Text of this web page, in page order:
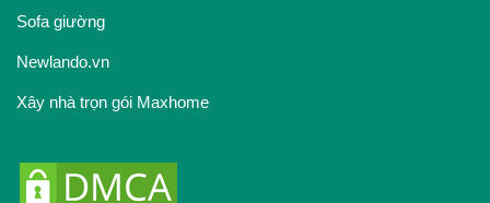
Sofa giường
Newlando.vn
Xây nhà trọn gói Maxhome